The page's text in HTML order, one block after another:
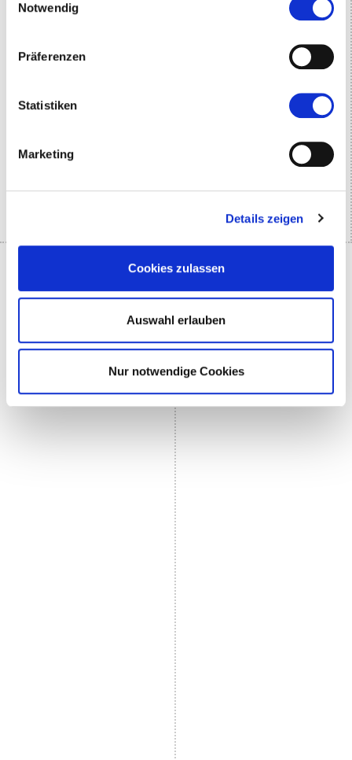
Notwendig
Präferenzen
Statistiken
Marketing
Details zeigen
Cookies zulassen
Auswahl erlauben
Nur notwendige Cookies